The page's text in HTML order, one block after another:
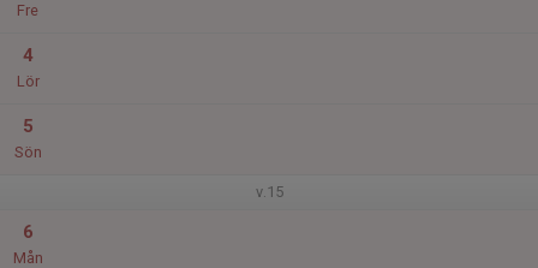
Fre
4
Lör
5
Sön
v.15
6
Mån